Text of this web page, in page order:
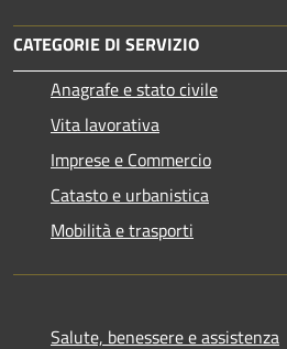
CATEGORIE DI SERVIZIO
Anagrafe e stato civile
Vita lavorativa
Imprese e Commercio
Catasto e urbanistica
Mobilità e trasporti
Salute, benessere e assistenza